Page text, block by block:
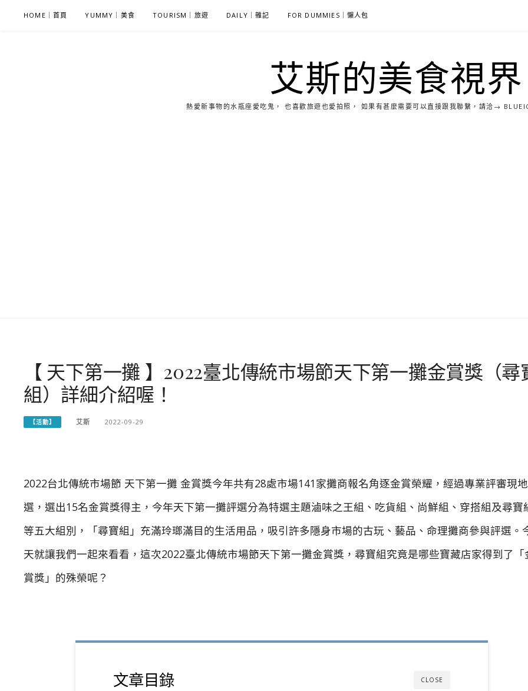
HOME｜首頁 YUMMY｜美食 TOURISM｜旅遊 DAILY｜雜記 FOR DUMMIES｜懶人包
艾斯的美食視界
熱愛新事物的水瓶座愛吃鬼， 也喜歡旅遊也愛拍照， 如果有甚麼需要可以直接跟我聯繫，請洽→
【 天下第一攤 】2022臺北傳統市場節天下第一攤金賞獎（尋
組）詳細介紹喔！
【活動】 艾斯 2022-09-29
2022台北傳統市場節 天下第一攤 金賞獎今年共有28處市場141家攤商報名角逐金賞榮耀，經過專業評審現
選，選出15名金賞獎得主，今年天下第一攤評選分為特選主題滷味之王組、吃貨組、尚鮮組、穿搭組及尋寶
等五大組別，「尋寶組」充滿玲瑯滿目的生活用品，吸引許多隱身市場的古玩、藝品、命理攤商參與評選。
天就讓我們一起來看看，這次2022臺北傳統市場節天下第一攤金賞獎，尋寶組究竟是哪些寶藏店家得到了「
賞獎」的殊榮呢？
CLOSE
文章目錄